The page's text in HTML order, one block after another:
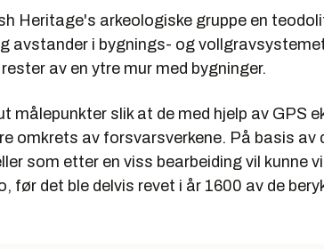
Heritage's arkeologiske gruppe en
avstander i bygnings- og
av en ytre mur med bygninger.
målepunkter slik at de med hjelp av GPS
omkrets av forsvarsverkene. På basis av
som etter en viss bearbeiding vil kunne
før det ble delvis revet i år 1600 av de